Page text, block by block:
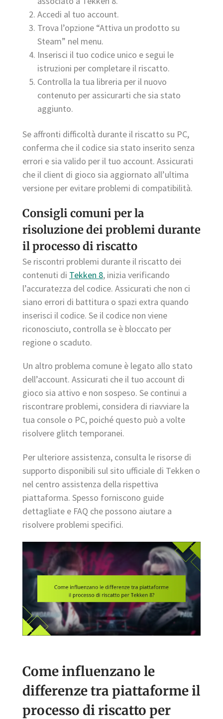
Accedi al tuo account.
Trova l’opzione “Attiva un prodotto su
Steam” nel menu.
Inserisci il tuo codice unico e segui le
istruzioni per completare il riscatto.
Controlla la tua libreria per il nuovo
contenuto per assicurarti che sia stato
aggiunto.
Se affronti difficoltà durante il riscatto su PC,
conferma che il codice sia stato inserito senza
errori e sia valido per il tuo account. Assicurati
che il client di gioco sia aggiornato all’ultima
versione per evitare problemi di compatibilità.
Consigli comuni per la
risoluzione dei problemi durante
il processo di riscatto
Se riscontri problemi durante il riscatto dei
contenuti di Tekken 8, inizia verificando
l’accuratezza del codice. Assicurati che non ci
siano errori di battitura o spazi extra quando
inserisci il codice. Se il codice non viene
riconosciuto, controlla se è bloccato per
regione o scaduto.
Un altro problema comune è legato allo stato
dell’account. Assicurati che il tuo account di
gioco sia attivo e non sospeso. Se continui a
riscontrare problemi, considera di riavviare la
tua console o PC, poiché questo può a volte
risolvere glitch temporanei.
Per ulteriore assistenza, consulta le risorse di
supporto disponibili sul sito ufficiale di Tekken o
nel centro assistenza della rispettiva
piattaforma. Spesso forniscono guide
dettagliate e FAQ che possono aiutare a
risolvere problemi specifici.
Come influenzano le
differenze tra piattaforme il
processo di riscatto per